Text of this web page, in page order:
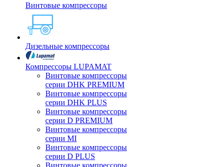
Винтовые компрессоры
Дизельные компрессоры
Компрессоры LUPAMAT
Винтовые компрессоры
серии DHK PREMIUM
Винтовые компрессоры
серии DHK PLUS
Винтовые компрессоры
серии D PREMIUM
Винтовые компрессоры
серии MI
Винтовые компрессоры
серии D PLUS
Винтовые компрессоры